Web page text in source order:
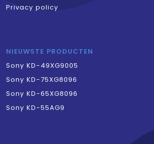
Privacy policy
NIEUWSTE PRODUCTEN
Sony KD-49XG9005
Sony KD-75XG8096
Sony KD-65XG8096
Sony KD-55AG9